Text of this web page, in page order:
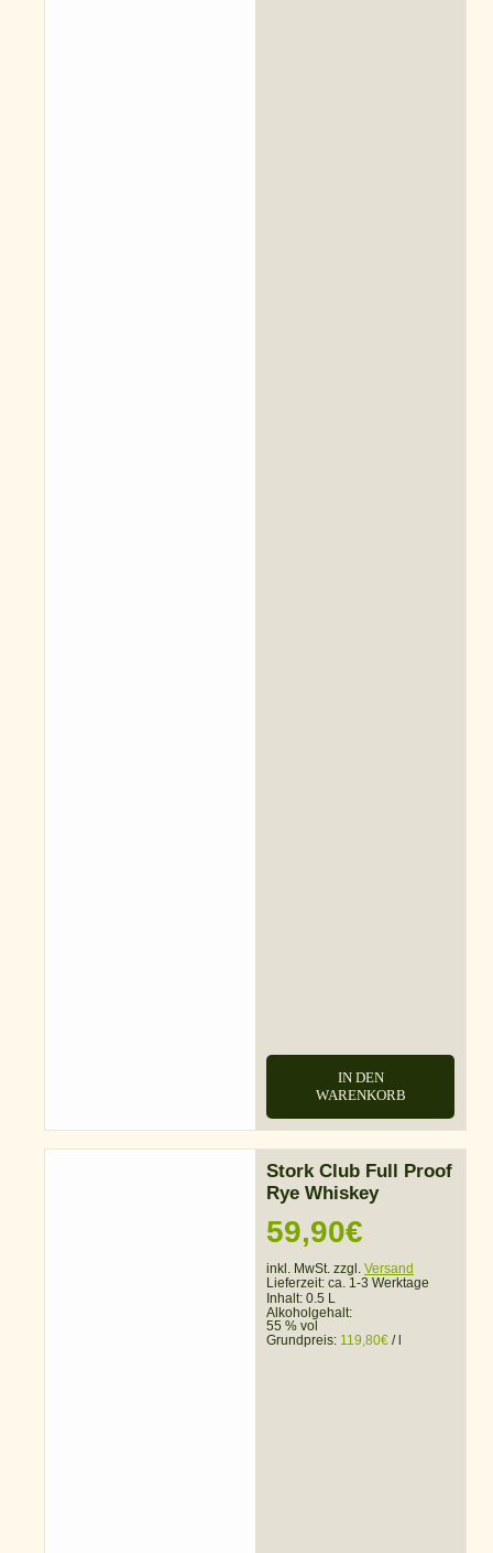
IN DEN
WARENKORB
Stork Club Full Proof
Rye Whiskey
59,90€
inkl. MwSt. zzgl. Versand
Lieferzeit: ca. 1-3 Werktage
Inhalt: 0.5 L
Alkoholgehalt:
55 % vol
Grundpreis: 119,80€ /